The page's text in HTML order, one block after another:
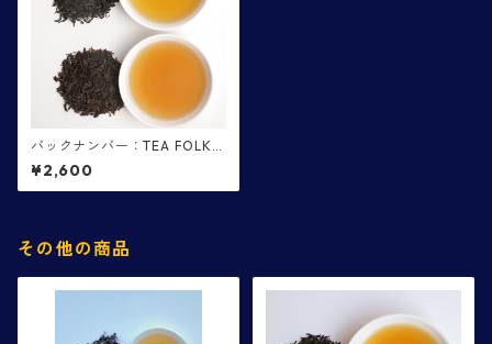
バックナンバー：TEA FOLKS
第７便 和束紅茶・丸子紅茶
¥2,600
その他の商品